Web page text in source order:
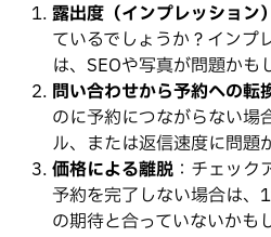
露出度（インプレッション）
ているでしょうか？インプ
は、SEOや写真が問題かも
問い合わせから予約への転
のに予約につながらない場
ル、または返信速度に問題
価格による離脱 ：チェッ
予約を完了しない場合は、
の期待と合っていないかも